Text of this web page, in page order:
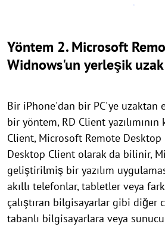
Yöntem 2. Microsoft
Widnows'un yerleşik uzak
Bir iPhone'dan bir PC'ye
bir yöntem, RD Client yazılımının
Client, Microsoft Remote
Desktop Client olarak da bilinir,
geliştirilmiş bir yazılım
akıllı telefonlar, tabletler veya
çalıştıran bilgisayarlar gibi diğer
tabanlı bilgisayarlara veya